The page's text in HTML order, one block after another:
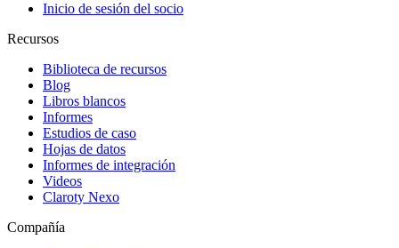
Inicio de sesión del socio
Recursos
Biblioteca de recursos
Blog
Libros blancos
Informes
Estudios de caso
Hojas de datos
Informes de integración
Videos
Claroty Nexo
Compañía